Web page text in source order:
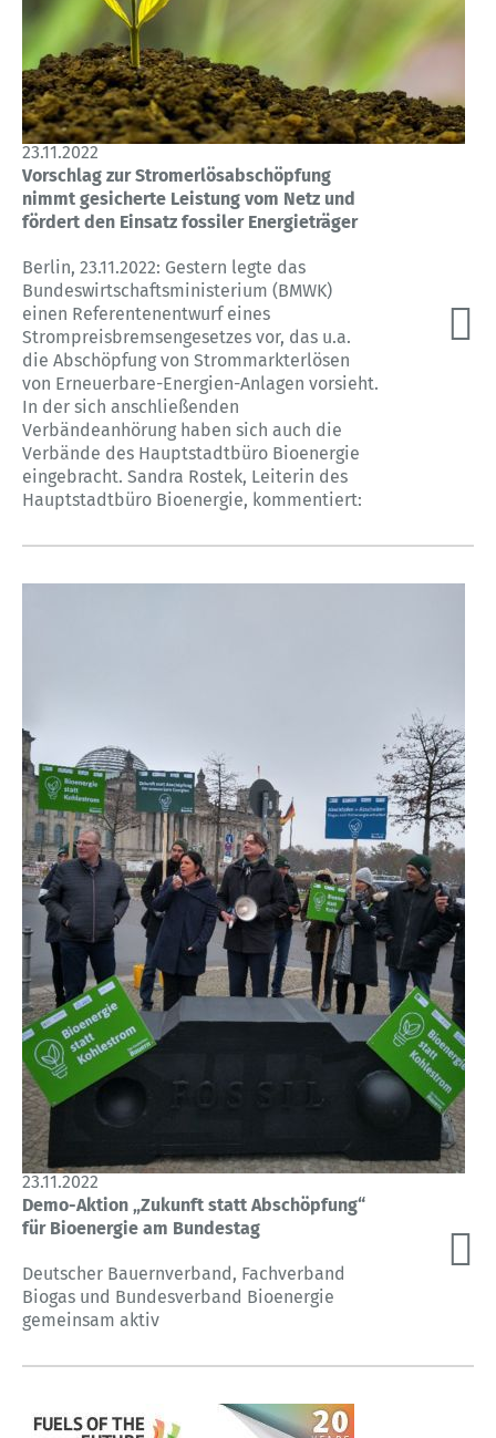
23.11.2022
Vorschlag zur Stromerlösabschöpfung
nimmt gesicherte Leistung vom Netz und
fördert den Einsatz fossiler Energieträger
Berlin, 23.11.2022: Gestern legte das
Bundeswirtschaftsministerium (BMWK)
einen Referentenentwurf eines
Strompreisbremsengesetzes vor, das u.a.
die Abschöpfung von Strommarkterlösen
von Erneuerbare-Energien-Anlagen vorsieht.
In der sich anschließenden
Verbändeanhörung haben sich auch die
Verbände des Hauptstadtbüro Bioenergie
eingebracht. Sandra Rostek, Leiterin des
Hauptstadtbüro Bioenergie, kommentiert:
23.11.2022
Demo-Aktion „Zukunft statt Abschöpfung“
für Bioenergie am Bundestag
Deutscher Bauernverband, Fachverband
Biogas und Bundesverband Bioenergie
gemeinsam aktiv